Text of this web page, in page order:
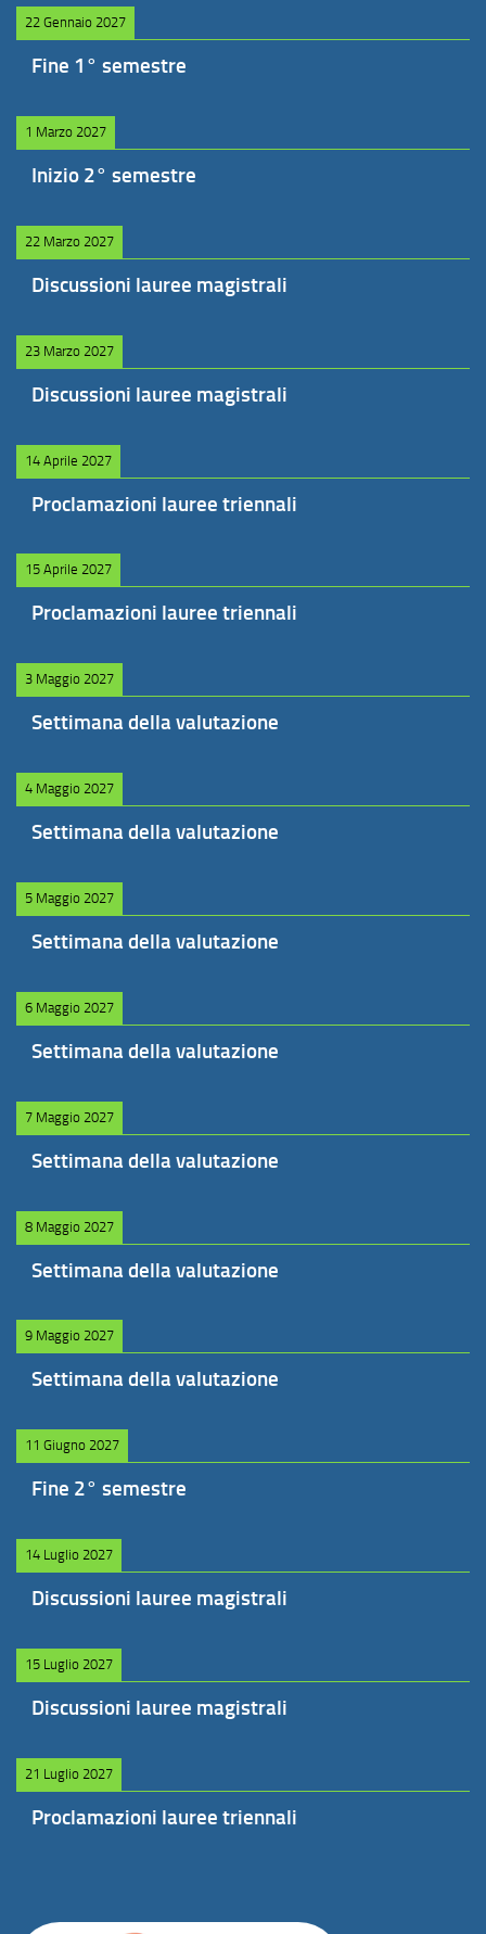
22 Gennaio 2027
Fine 1° semestre
1 Marzo 2027
Inizio 2° semestre
22 Marzo 2027
Discussioni lauree magistrali
23 Marzo 2027
Discussioni lauree magistrali
14 Aprile 2027
Proclamazioni lauree triennali
15 Aprile 2027
Proclamazioni lauree triennali
3 Maggio 2027
Settimana della valutazione
4 Maggio 2027
Settimana della valutazione
5 Maggio 2027
Settimana della valutazione
6 Maggio 2027
Settimana della valutazione
7 Maggio 2027
Settimana della valutazione
8 Maggio 2027
Settimana della valutazione
9 Maggio 2027
Settimana della valutazione
11 Giugno 2027
Fine 2° semestre
14 Luglio 2027
Discussioni lauree magistrali
15 Luglio 2027
Discussioni lauree magistrali
21 Luglio 2027
Proclamazioni lauree triennali